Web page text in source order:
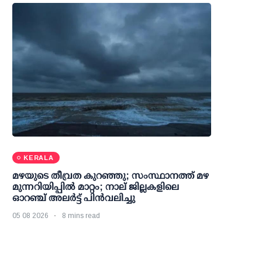
KERALA
മഴയുടെ തീവ്രത കുറഞ്ഞു; സംസ്ഥാനത്ത് മഴ
മുന്നറിയിപ്പിൽ മാറ്റം; നാല് ജില്ലകളിലെ
ഓറഞ്ച് അലർട്ട് പിൻവലിച്ചു
05 08 2026 8 mins read